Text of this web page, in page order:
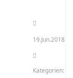
19.Jun.2018
Kategorien: